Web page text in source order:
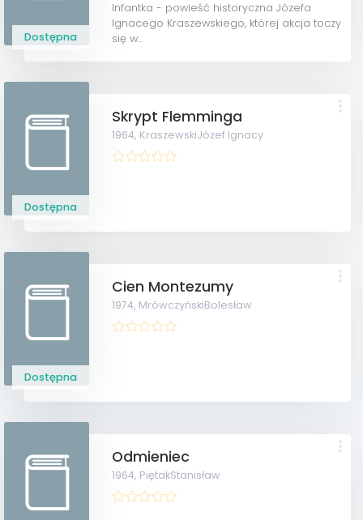
Dostępna
Infantka - powieść historyczna Józefa
Ignacego Kraszewskiego, której akcja toczy
się w...
Dostępna
Skrypt Flemminga
1964, KraszewskiJózef Ignacy
Dostępna
Cien Montezumy
1974, MrówczyńskiBolesław
Odmieniec
1964, PiętakStanisław